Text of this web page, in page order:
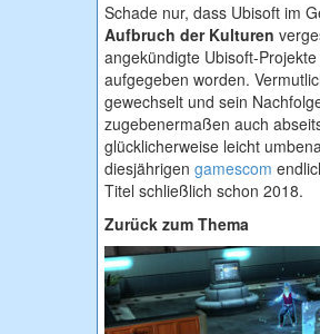
Schade nur, dass Ubisoft im
Aufbruch der Kulturen
angekündigte Ubisoft-
aufgegeben worden.
gewechselt und sein
zugebenermaßen auch
glücklicherweise leicht
diesjährigen gamescom
Titel schließlich schon 2018.
Zurück zum Thema